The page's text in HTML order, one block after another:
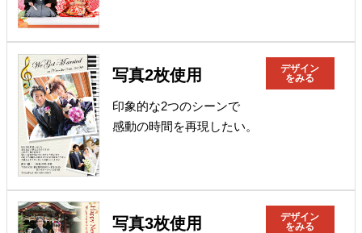
写真2枚使用
デザイン
をみる
印象的な2つのシーンで
感動の時間を再現したい。
写真3枚使用
デザイン
をみる